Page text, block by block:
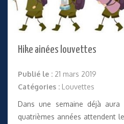
Hike ainées louvettes
Publié le : 21 mars 2019
Catégories : Louvettes
Dans une semaine déjà aura
quatrièmes années attendent